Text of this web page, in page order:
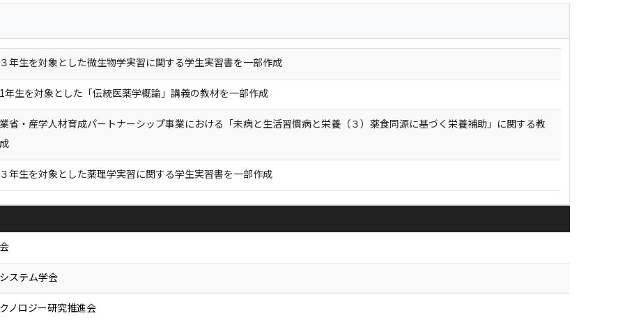
年生を対象とした微生物学実習に関する学生実習書を一部作成
年生を対象とした「伝統医薬学概論」講義の教材を一部作成
省・産学人材育成パートナーシップ事業における「未病と生活習慣病と栄養（３）薬食同源に基づく栄養補助」に関する教
年生を対象とした薬理学実習に関する学生実習書を一部作成
ステム学会
ノロジー研究推進会